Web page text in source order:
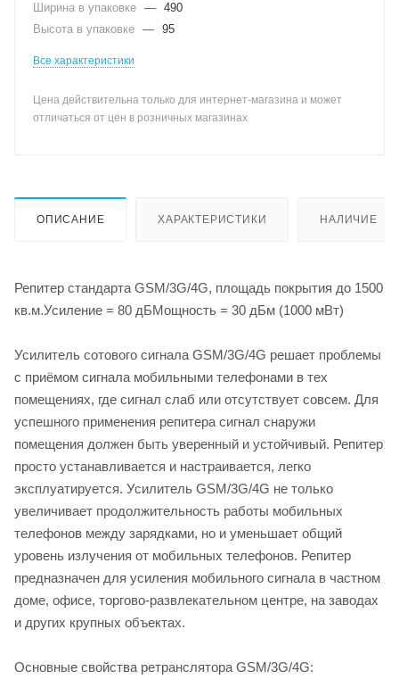
Ширина в упаковке — 490
Высота в упаковке — 95
Все характеристики
Цена действительна только для интернет-магазина и может
отличаться от цен в розничных магазинах
ОПИСАНИЕ ХАРАКТЕРИСТИКИ НАЛИЧИЕ
Репитер стандарта GSM/3G/4G, площадь покрытия до 1500
кв.м.Усиление = 80 дБМощность = 30 дБм (1000 мВт)
Усилитель сотового сигнала GSM/3G/4G решает проблемы
с приёмом сигнала мобильными телефонами в тех
помещениях, где сигнал слаб или отсутствует совсем. Для
успешного применения репитера сигнал снаружи
помещения должен быть уверенный и устойчивый. Репитер
просто устанавливается и настраивается, легко
эксплуатируется. Усилитель GSM/3G/4G не только
увеличивает продолжительность работы мобильных
телефонов между зарядками, но и уменьшает общий
уровень излучения от мобильных телефонов. Репитер
предназначен для усиления мобильного сигнала в частном
доме, офисе, торгово-развлекательном центре, на заводах
и других крупных объектах.
Основные свойства ретранслятора GSM/3G/4G: